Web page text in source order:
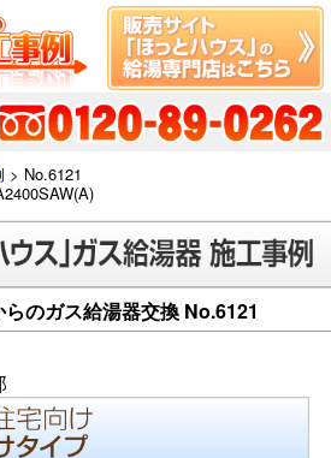
> No.6121
のガス給湯器交換 No.6121